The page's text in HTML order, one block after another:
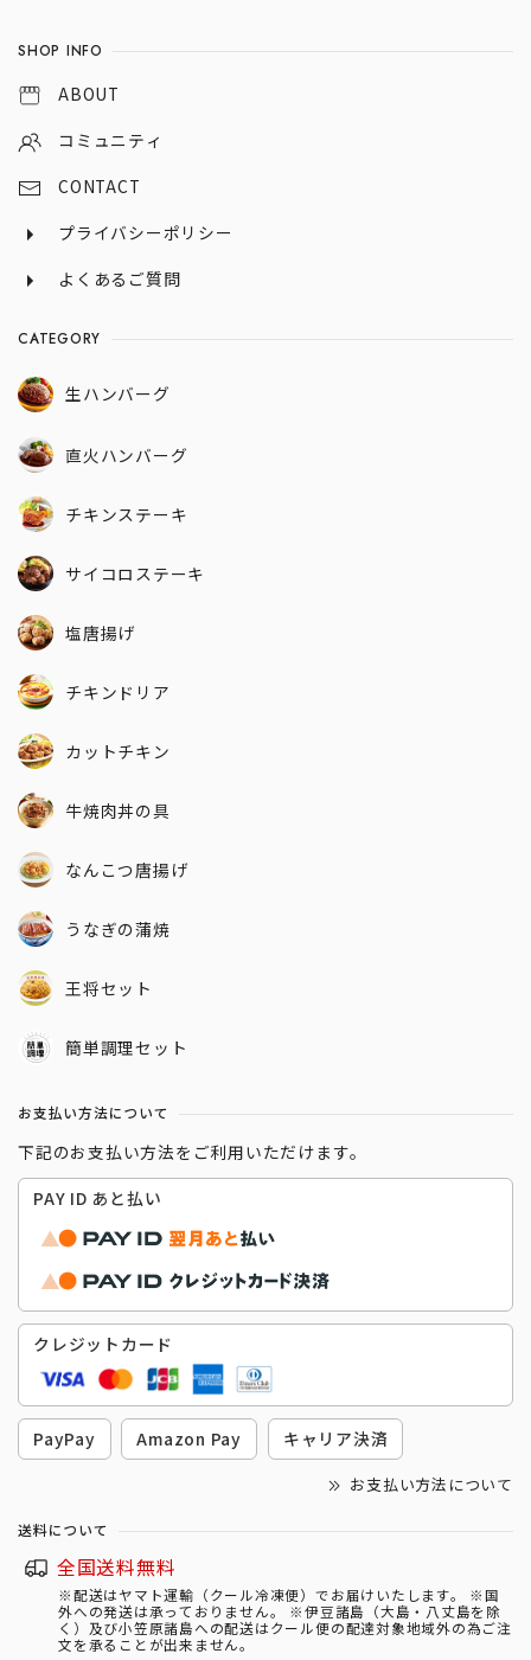
SHOP INFO
ABOUT
コミュニティ
CONTACT
プライバシーポリシー
よくあるご質問
CATEGORY
生ハンバーグ
直火ハンバーグ
チキンステーキ
サイコロステーキ
塩唐揚げ
チキンドリア
カットチキン
牛焼肉丼の具
なんこつ唐揚げ
うなぎの蒲焼
王将セット
簡単調理セット
お支払い方法について
下記のお支払い方法をご利用いただけます。
PAY ID あと払い
クレジットカード
PayPay Amazon Pay キャリア決済
お支払い方法について
送料について
全国送料無料
※配送はヤマト運輸（クール冷凍便）でお届けいたします。 ※国
外への発送は承っておりません。 ※伊豆諸島（大島・八丈島を除
く）及び小笠原諸島への配送はクール便の配達対象地域外の為ご注
文を承ることが出来ません。